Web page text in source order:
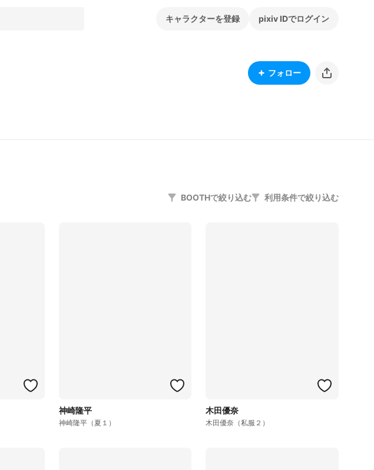
キャラクターを登録 pixiv IDでログイン
フォロー
BOOTHで絞り込む 利用条件で絞り込む
神崎隆平
神崎隆平（夏１）
木田優奈
木田優奈（私服２）